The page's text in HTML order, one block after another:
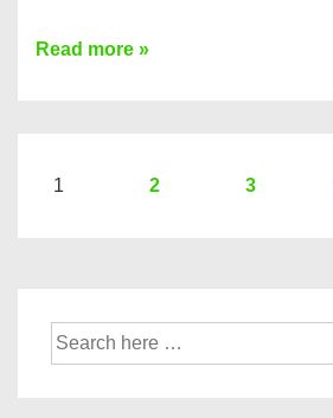
Sie
Hier
Banken
Read more »
1 2 3
Suche
nach: